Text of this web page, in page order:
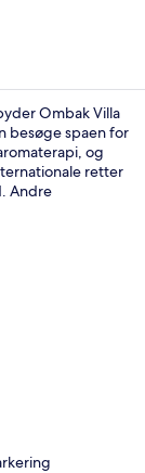
Ombak Villa
besøge spaen for
og
retter
Andre